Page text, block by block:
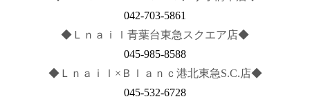
042-703-5861
◆Ｌｎａｉｌ青葉台東急スクエア店◆
045-985-8588
◆Ｌｎａｉｌ×Ｂｌａｎｃ港北東急S.C.店◆
045-532-6728